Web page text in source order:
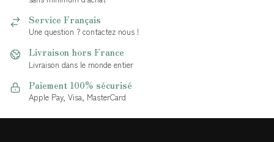
Service Français
Une question ? contactez nous !
Livraison hors France
Livraison dans le monde entier
Paiement 100% sécurisé
Apple Pay, Visa, MasterCard